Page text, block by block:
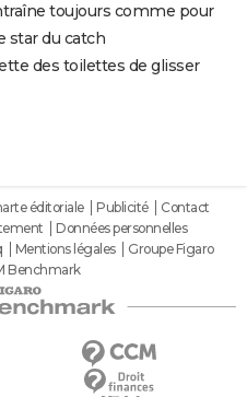
toujours comme pour
star du catch
des toilettes de glisser
éditoriale Publicité
Contact
Données personnelles
Mentions légales
Groupe Figaro
Benchmark